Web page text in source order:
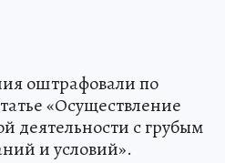
оштрафовали по
«Осуществление
деятельности с грубым
и условий».